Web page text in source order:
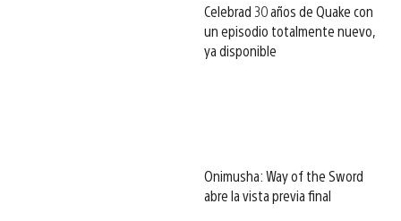
Celebrad 30 años de Quake con
un episodio totalmente nuevo,
ya disponible
Onimusha: Way of the Sword
abre la vista previa final